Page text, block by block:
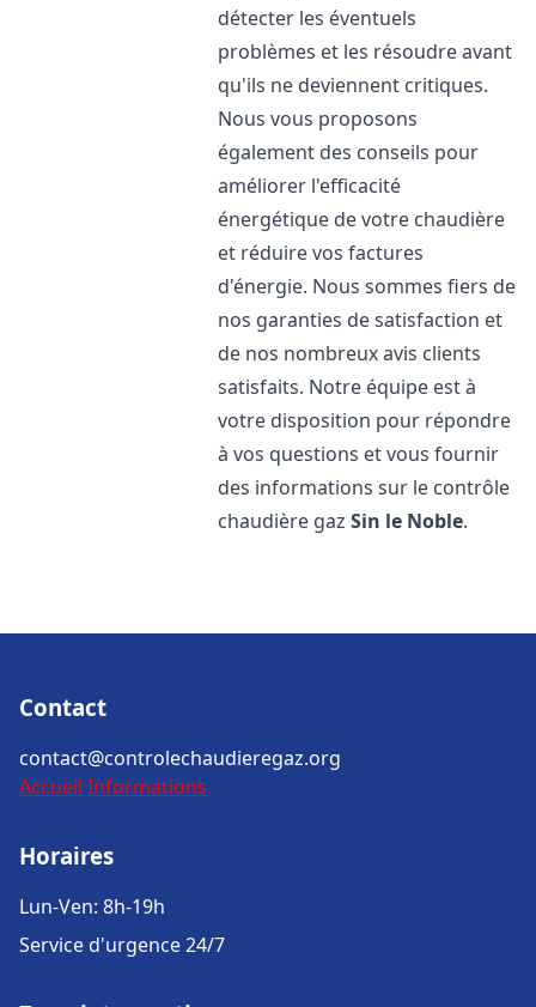
détecter les éventuels
problèmes et les résoudre avant
qu'ils ne deviennent critiques.
Nous vous proposons
également des conseils pour
améliorer l'efficacité
énergétique de votre chaudière
et réduire vos factures
d'énergie. Nous sommes fiers de
nos garanties de satisfaction et
de nos nombreux avis clients
satisfaits. Notre équipe est à
votre disposition pour répondre
à vos questions et vous fournir
des informations sur le contrôle
chaudière gazSin le Noble.
Contact
contact@controlechaudieregaz.org
Accueil Informations
Horaires
Lun-Ven: 8h-19h
Service d'urgence 24/7